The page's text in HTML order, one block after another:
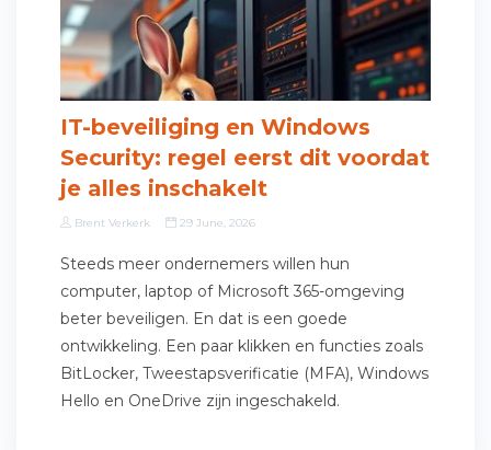
IT-beveiliging en Windows
Security: regel eerst dit voordat
je alles inschakelt
Brent Verkerk 29 June, 2026
Steeds meer ondernemers willen hun
computer, laptop of Microsoft 365-omgeving
beter beveiligen. En dat is een goede
ontwikkeling. Een paar klikken en functies zoals
BitLocker, Tweestapsverificatie (MFA), Windows
Hello en OneDrive zijn ingeschakeld.